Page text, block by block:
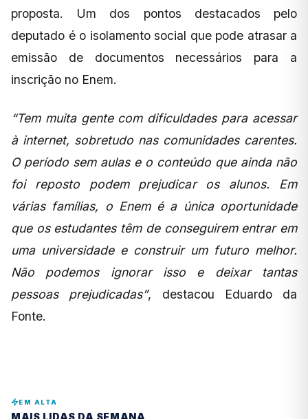
proposta. Um dos pontos destacados pelo
deputado é o isolamento social que pode atrasar a
emissão de documentos necessários para a
inscrição no Enem.
“Tem muita gente com dificuldades para acessar
à internet, sobretudo nas comunidades carentes.
O período sem aulas e o conteúdo que ainda não
foi reposto podem prejudicar os alunos. Em
várias famílias, o Enem é a única oportunidade
que os estudantes têm de conseguirem entrar em
uma universidade e construir um futuro melhor.
Não podemos ignorar isso e deixar tantas
pessoas prejudicadas”, destacou Eduardo da
Fonte.
EM ALTA
MAIS LIDAS DA SEMANA